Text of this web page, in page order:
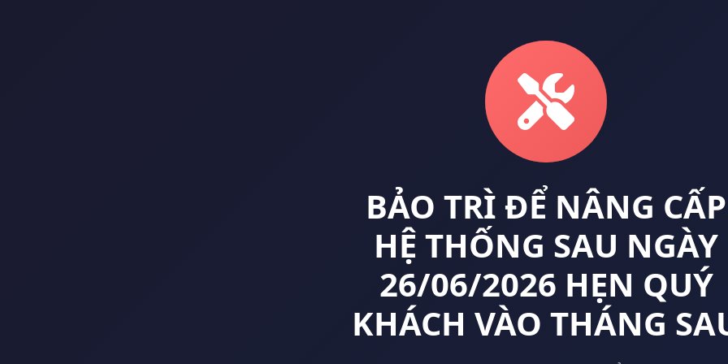
BẢO TRÌ ĐỂ NÂNG CẤP
HỆ THỐNG SAU NGÀY
26/06/2026 HẸN QUÝ
KHÁCH VÀO THÁNG